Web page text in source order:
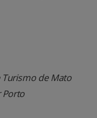
de Mato
Porto